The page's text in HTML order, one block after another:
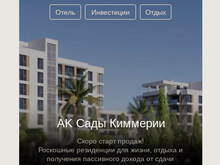
Скоро старт продаж!
Роскошные резиденции для жизни, отдыха и
получения пассивного дохода от сдачи
АK Сады Киммерии
Отдых
Инвестиции
Отель